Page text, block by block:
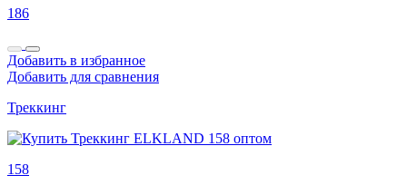
186
Добавить в избранное
Добавить для сравнения
Треккинг
158